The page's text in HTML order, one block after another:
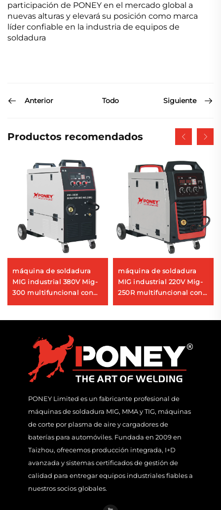
participación de PONEY en el mercado global a
nuevas alturas y elevará su posición como marca
líder confiable en la industria de equipos de
soldadura
Anterior Todo Siguiente
Productos recomendados
máquina de soldadura
MIG industrial 380V Mig-
300 multifuncional con
protección de gas CO2,
máquina de soldadura
MIG industrial 220V Mig-
250R multifuncional con
protección de gas CO2,
PONEY Limited es un fabricante profesional de
máquinas de soldadura MIG, MMA y TIG, máquinas
de corte por plasma de aire y cargadores de
baterías para automóviles. Fundada en 2009 en
Taizhou, ofrecemos producción integrada, I+D
avanzada y sistemas certificados de gestión de
calidad para entregar equipos industriales fiables a
nuestros socios globales.